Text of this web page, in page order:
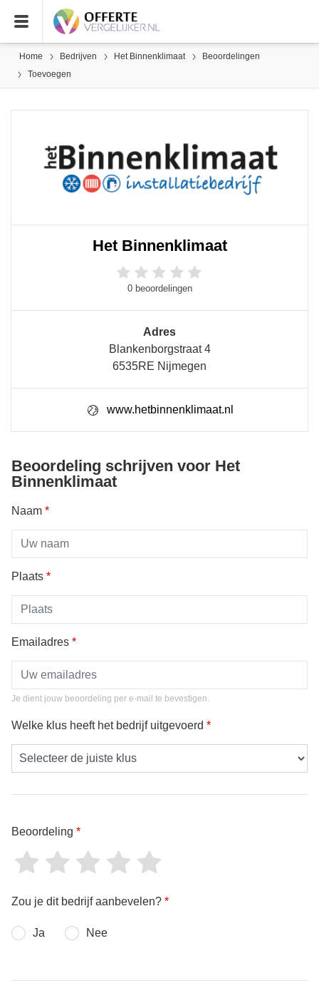
Home Bedrijven Het Binnenklimaat
Beoordelingen
Toevoegen
Het Binnenklimaat
0 beoordelingen
Adres
Blankenborgstraat 4
6535RE Nijmegen
www.hetbinnenklimaat.nl
Beoordeling schrijven voor Het
Binnenklimaat
Naam *
Plaats *
Emailadres *
Je dient jouw beoordeling per e-mail te bevestigen.
Welke klus heeft het bedrijf uitgevoerd *
Beoordeling *
Zou je dit bedrijf aanbevelen? *
Ja Nee